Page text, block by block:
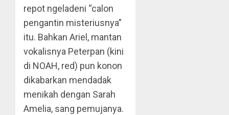
repot ngeladeni “calon
pengantin misteriusnya”
itu. Bahkan Ariel, mantan
vokalisnya Peterpan (kini
di NOAH, red) pun konon
dikabarkan mendadak
menikah dengan Sarah
Amelia, sang pemujanya.